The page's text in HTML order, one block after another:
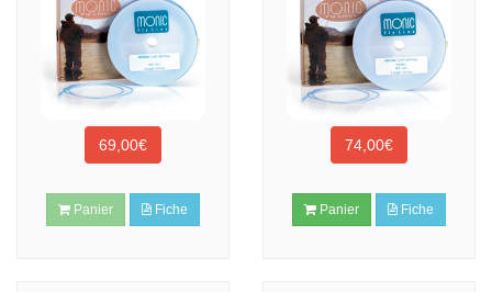
69,00€
Panier Fiche
74,00€
Panier Fiche